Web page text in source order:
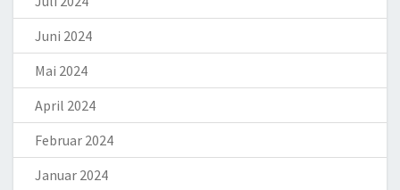
Juni 2024
Mai 2024
April 2024
Februar 2024
Januar 2024